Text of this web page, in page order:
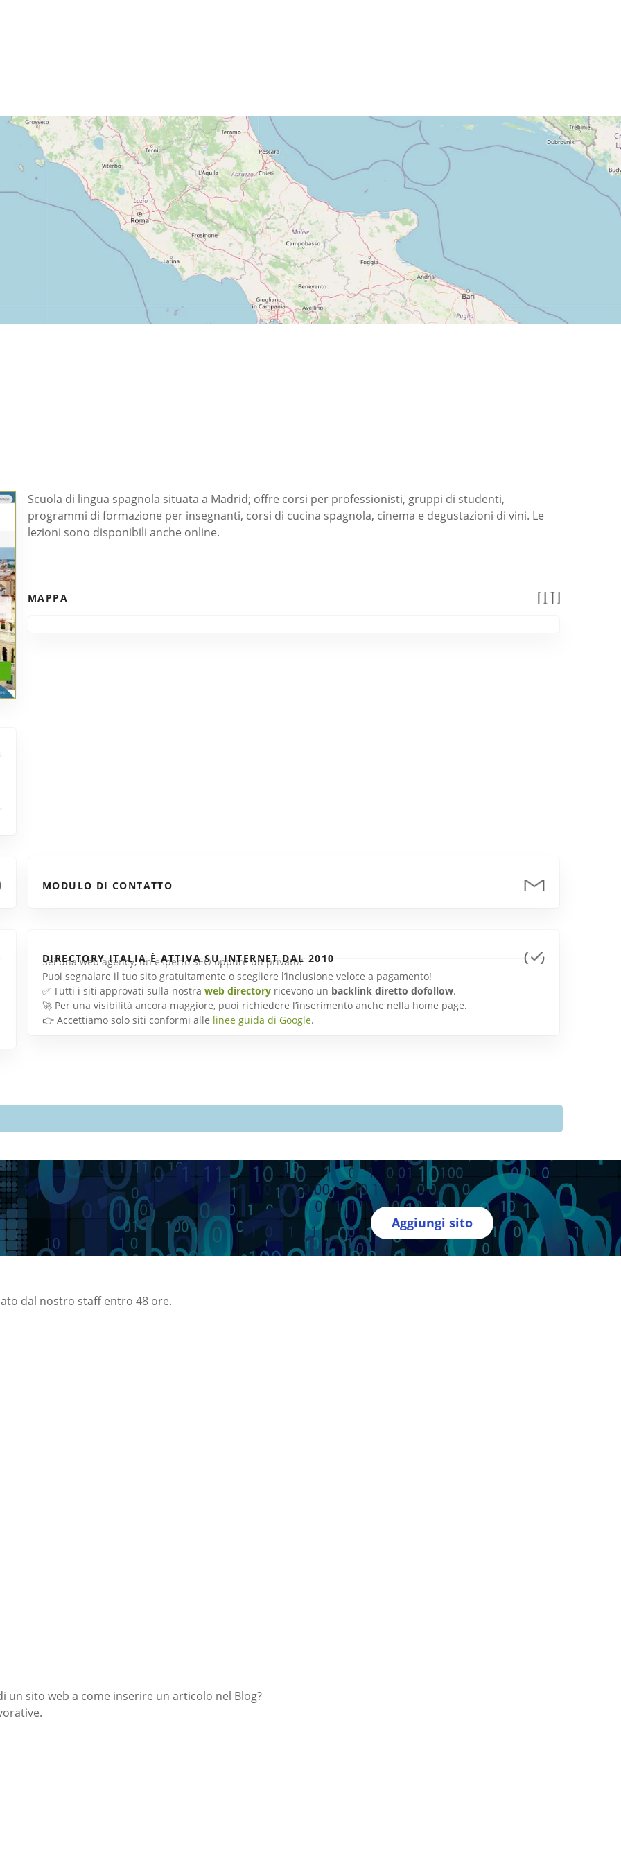
Scuola di lingua spagnola situata a Madrid; offre corsi per professionisti, gruppi di studenti,
programmi di formazione per insegnanti, corsi di cucina spagnola, cinema e degustazioni di vini. Le
lezioni sono disponibili anche online.
MAPPA
MODULO DI CONTATTO
DIRECTORY ITALIA È ATTIVA SU INTERNET DAL 2010
Sei una web agency, un esperto SEO oppure un privato?
Puoi segnalare il tuo sito gratuitamente o scegliere l’inclusione veloce a pagamento!
✅ Tutti i siti approvati sulla nostra web directoryricevono un backlink diretto dofollow.
🚀 Per una visibilità ancora maggiore, puoi richiedere l’inserimento anche nella home page.
👉 Accettiamo solo siti conformi alle linee guida di Google.
Aggiungi sito
dal nostro staff entro 48 ore.
un sito web a come inserire un articolo nel Blog?